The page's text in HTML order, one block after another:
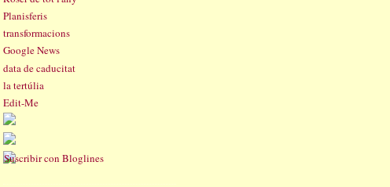
Planisferis
transformacions
Google News
data de caducitat
la tertúlia
Edit-Me